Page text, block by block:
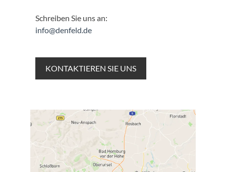
Schreiben Sie uns an:
info@denfeld.de
KONTAKTIEREN SIE UNS